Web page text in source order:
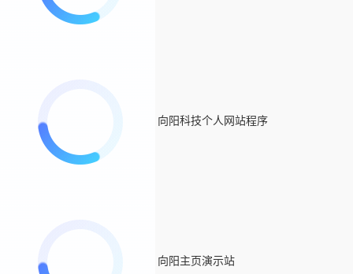
向阳科技个人网站程序
向阳主页演示站